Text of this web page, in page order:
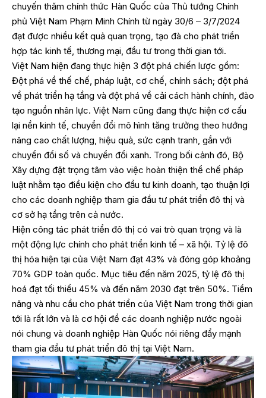
chuyến thăm chính thức Hàn Quốc của Thủ tướng Chính
phủ Việt Nam Phạm Minh Chính từ ngày 30/6 – 3/7/2024
đạt được nhiều kết quả quan trọng, tạo đà cho phát triển
hợp tác kinh tế, thương mại, đầu tư trong thời gian tới.
Việt Nam hiện đang thực hiện 3 đột phá chiến lược gồm:
Đột phá về thế chế, pháp luật, cơ chế, chính sách; đột phá
về phát triển hạ tầng và đột phá về cải cách hành chính, đào
tạo nguồn nhân lực. Việt Nam cũng đang thực hiện cơ cấu
lại nền kinh tế, chuyển đổi mô hình tăng trưởng theo hướng
nâng cao chất lượng, hiệu quả, sức cạnh tranh, gắn với
chuyển đổi số và chuyển đổi xanh. Trong bối cảnh đó, Bộ
Xây dựng đặt trọng tâm vào việc hoàn thiện thể chế pháp
luật nhằm tạo điều kiện cho đầu tư kinh doanh, tạo thuận lợi
cho các doanh nghiệp tham gia đầu tư phát triển đô thị và
cơ sở hạ tầng trên cả nước.
Hiện công tác phát triển đô thị có vai trò quan trọng và là
một động lực chính cho phát triển kinh tế – xã hội. Tỷ lệ đô
thị hóa hiện tại của Việt Nam đạt 43% và đóng góp khoảng
70% GDP toàn quốc. Mục tiêu đến năm 2025, tỷ lệ đô thị
hoá đạt tối thiểu 45% và đến năm 2030 đạt trên 50%. Tiềm
năng và nhu cầu cho phát triển của Việt Nam trong thời gian
tới là rất lớn và là cơ hội để các doanh nghiệp nước ngoài
nói chung và doanh nghiệp Hàn Quốc nói riêng đẩy mạnh
tham gia đầu tư phát triển đô thị tại Việt Nam.